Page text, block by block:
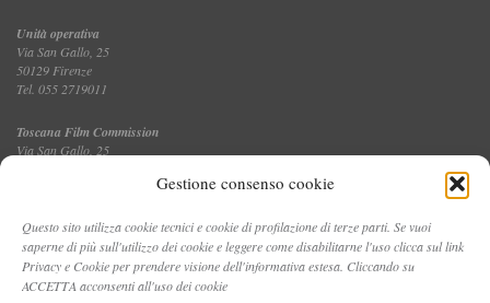
Gestione consenso cookie
Questo sito utilizza cookie tecnici e cookie di profilazione di terze parti. Se vuoi
saperne di più sull'utilizzo dei cookie e leggere come disabilitarne l'uso clicca sul link
Privacy e Cookie per prendere visione dell'informativa estesa. Cliccando su
ACCETTA acconsenti all'uso dei cookie
Unità operativa
Via San Gallo, 25
50129 Firenze
Tel. 055 2719011
Toscana Film Commission
Via San Gallo, 25
CONTATTI